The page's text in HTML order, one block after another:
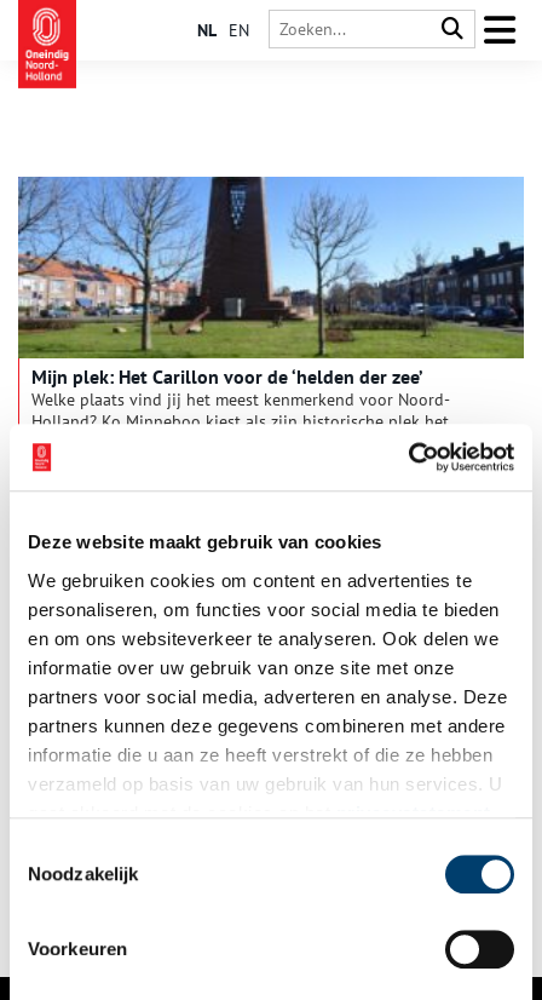
Deze website maakt gebruik van cookies
We gebruiken cookies om content en advertenties te
personaliseren, om functies voor social media te bieden
en om ons websiteverkeer te analyseren. Ook delen we
informatie over uw gebruik van onze site met onze
partners voor social media, adverteren en analyse. Deze
partners kunnen deze gegevens combineren met andere
informatie die u aan ze heeft verstrekt of die ze hebben
verzameld op basis van uw gebruik van hun services. U
Noodzakelijk
Voorkeuren
NL EN
Mijn plek: Het Carillon voor de ‘helden der zee’
Welke plaats vind jij het meest kenmerkend voor Noord-
Holland? Ko Minneboo kiest als zijn historische plek het
‘Carillon’. ‘Zo noemen wij in Den Helder het monument op het
Helden der Zeeplein’. Geen zeehelden als De Ruyter, maar
mannen die in vliegende storm naar schepen in nood voeren.
En Michiel de Ruyter? Die joeg bij Kijkduin een grote
invasievloot naar huis.
SWEETS: de kleinste suites van Amsterdam
Als je wel eens door Amsterdam gefietst hebt, ben je er
ongetwijfeld langs gekomen: de kleine brugwachtershuisjes
mogelijk om te overnachten in deze kleine stukjes erfgoed.